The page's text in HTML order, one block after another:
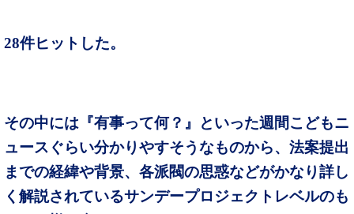
28件ヒットした。
その中には『有事って何？』といった週間こどもニ
ュースぐらい分かりやすそうなものから、法案提出
までの経緯や背景、各派閥の思惑などがかなり詳し
く解説されているサンデープロジェクトレベルのも